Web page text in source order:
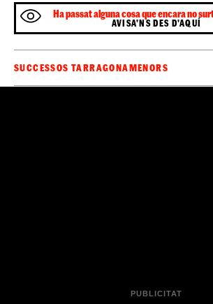
Ha passat alguna cosa que encara no surt
AVISA'NS DES D'AQUÍ
SUCCESSOS TARRAGONAMENORS